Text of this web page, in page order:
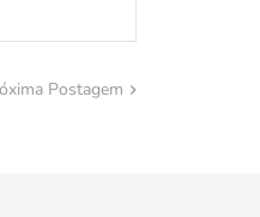
Postagem